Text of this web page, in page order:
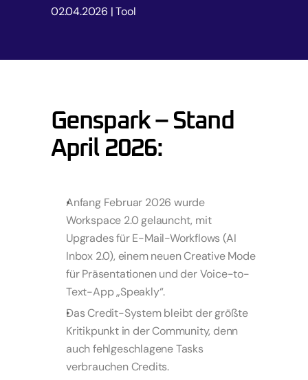
02.04.2026 | Tool
Genspark – Stand
April 2026:
Anfang Februar 2026 wurde
Workspace 2.0 gelauncht, mit
Upgrades für E-Mail-Workflows (AI
Inbox 2.0), einem neuen Creative Mode
für Präsentationen und der Voice-to-
Text-App „Speakly“.
Das Credit-System bleibt der größte
Kritikpunkt in der Community, denn
auch fehlgeschlagene Tasks
verbrauchen Credits.